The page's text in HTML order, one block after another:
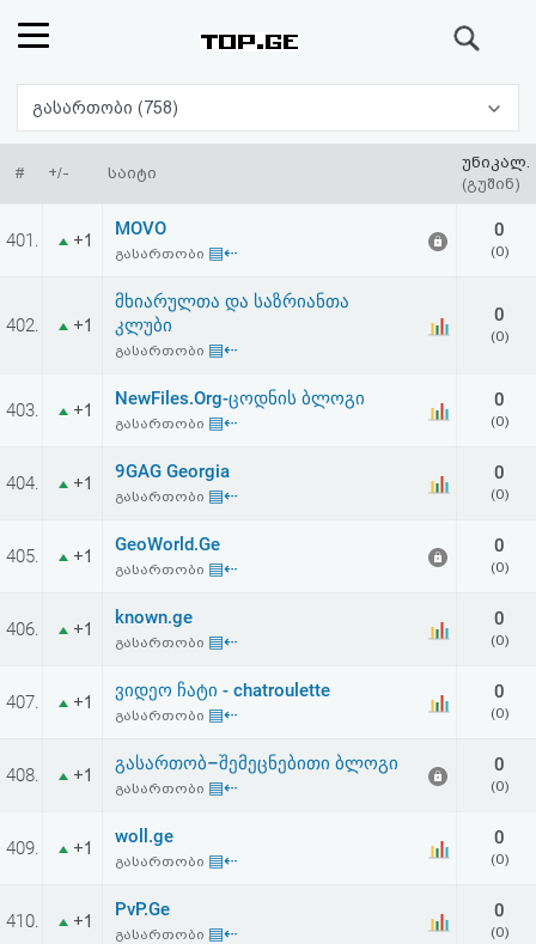
რეიტინგი
(მთავარი)
ფოსტა
პასუხი
პაროლის
აღდგენა
HTML
სალიცენზიო
შეთანხმება
პასუხისმგებლობის
უარყოფა
გასართობი (758)
# +/- საიტი
უნიკალ.
(გუშინ)
401. +1
MOVO
გასართობი ▤⇠
0
(0)
402. +1
მხიარულთა და საზრიანთა
კლუბი
გასართობი ▤⇠
0
(0)
403. +1
NewFiles.Org-ცოდნის ბლოგი
გასართობი ▤⇠
0
(0)
404. +1
9GAG Georgia
გასართობი ▤⇠
0
(0)
405. +1
GeoWorld.Ge
გასართობი ▤⇠
0
(0)
406. +1
known.ge
გასართობი ▤⇠
0
(0)
407. +1
ვიდეო ჩატი - chatroulette
გასართობი ▤⇠
0
(0)
408. +1
გასართობ–შემეცნებითი ბლოგი
გასართობი ▤⇠
0
(0)
409. +1
woll.ge
გასართობი ▤⇠
0
(0)
410. +1
PvP.Ge
გასართობი ▤⇠
0
(0)